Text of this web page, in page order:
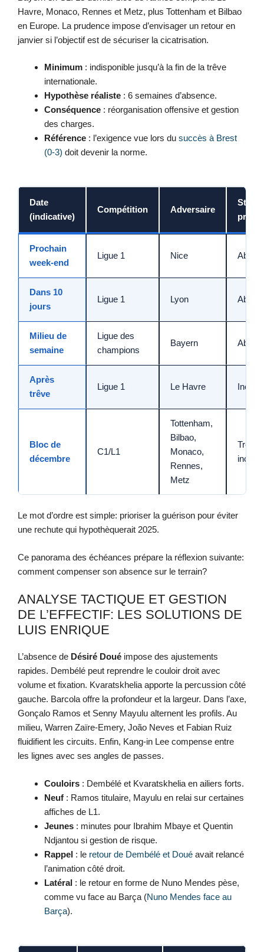
Havre, Monaco, Rennes et Metz, plus Tottenham et Bilbao
en Europe. La prudence impose d’envisager un retour en
janvier si l’objectif est de sécuriser la cicatrisation.
Minimum : indisponible jusqu’à la fin de la trêve
internationale.
Hypothèse réaliste : 6 semaines d’absence.
Conséquence : réorganisation offensive et gestion
des charges.
Référence : l’exigence vue lors du succès à Brest
(0-3) doit devenir la norme.
Date
(indicative)
Compétition Adversaire
Statut
Prochain
week-end
Ligue 1 Nice Absent
Dans 10
jours
Ligue 1 Lyon Absent
Milieu de
semaine
Ligue des
champions
Bayern Absent
Après
trêve
Ligue 1 Le Havre
Bloc de
décembre
C1/L1
Tottenham,
Bilbao,
Monaco,
Rennes,
Metz
Très
Le mot d’ordre est simple: prioriser la guérison pour éviter
une rechute qui hypothèquerait 2025.
Ce panorama des échéances prépare la réflexion suivante:
comment compenser son absence sur le terrain?
ANALYSE TACTIQUE ET GESTION
DE L’EFFECTIF: LES SOLUTIONS DE
LUIS ENRIQUE
L’absence de Désiré Doué impose des ajustements
rapides. Dembélé peut reprendre le couloir droit avec
volume et fixation. Kvaratskhelia apporte la percussion côté
gauche. Barcola offre la profondeur et la largeur. Dans l’axe,
Gonçalo Ramos et Senny Mayulu alternent les profils. Au
milieu, Warren Zaïre-Emery, João Neves et Fabian Ruiz
fluidifient les circuits. Enfin, Kang-in Lee compense entre
les lignes avec ses angles de passes.
Couloirs : Dembélé et Kvaratskhelia en ailiers forts.
Neuf : Ramos titulaire, Mayulu en relai sur certaines
affiches de L1.
Jeunes : minutes pour Ibrahim Mbaye et Quentin
Ndjantou si gestion de risque.
Rappel : le retour de Dembélé et Doué avait relancé
l’animation côté droit.
Latéral : le retour en forme de Nuno Mendes pèse,
comme vu face au Barça (Nuno Mendes face au
Barça).